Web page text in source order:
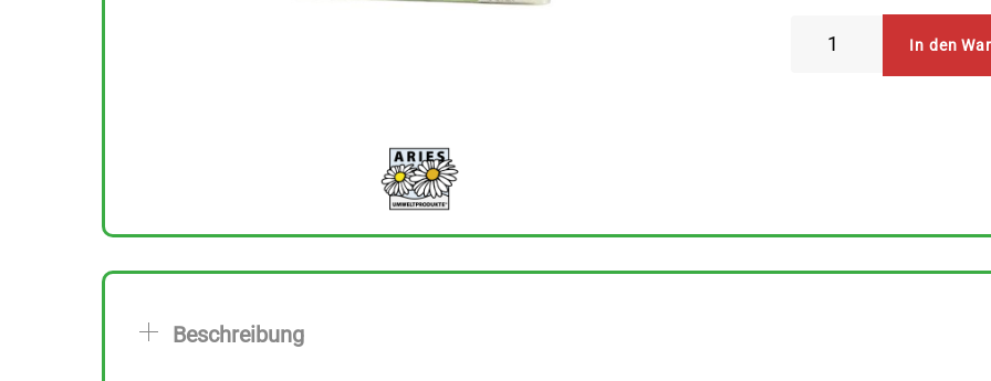
In den
Beschreibung